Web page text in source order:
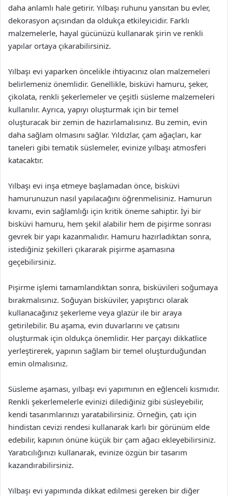
daha anlamlı hale getirir. Yılbaşı ruhunu yansıtan bu evler,
dekorasyon açısından da oldukça etkileyicidir. Farklı
malzemelerle, hayal gücünüzü kullanarak şirin ve renkli
yapılar ortaya çıkarabilirsiniz.
Yılbaşı evi yaparken öncelikle ihtiyacınız olan malzemeleri
belirlemeniz önemlidir. Genellikle, bisküvi hamuru, şeker,
çikolata, renkli şekerlemeler ve çeşitli süsleme malzemeleri
kullanılır. Ayrıca, yapıyı oluşturmak için bir temel
oluşturacak bir zemin de hazırlamalısınız. Bu zemin, evin
daha sağlam olmasını sağlar. Yıldızlar, çam ağaçları, kar
taneleri gibi tematik süslemeler, evinize yılbaşı atmosferi
katacaktır.
Yılbaşı evi inşa etmeye başlamadan önce, bisküvi
hamurunuzun nasıl yapılacağını öğrenmelisiniz. Hamurun
kıvamı, evin sağlamlığı için kritik öneme sahiptir. İyi bir
bisküvi hamuru, hem şekil alabilir hem de pişirme sonrası
gevrek bir yapı kazanmalıdır. Hamuru hazırladıktan sonra,
istediğiniz şekilleri çıkararak pişirme aşamasına
geçebilirsiniz.
Pişirme işlemi tamamlandıktan sonra, bisküvileri soğumaya
bırakmalısınız. Soğuyan bisküviler, yapıştırıcı olarak
kullanacağınız şekerleme veya glazür ile bir araya
getirilebilir. Bu aşama, evin duvarlarını ve çatısını
oluşturmak için oldukça önemlidir. Her parçayı dikkatlice
yerleştirerek, yapının sağlam bir temel oluşturduğundan
emin olmalısınız.
Süsleme aşaması, yılbaşı evi yapımının en eğlenceli kısmıdır.
Renkli şekerlemelerle evinizi dilediğiniz gibi süsleyebilir,
kendi tasarımlarınızı yaratabilirsiniz. Örneğin, çatı için
hindistan cevizi rendesi kullanarak karlı bir görünüm elde
edebilir, kapının önüne küçük bir çam ağacı ekleyebilirsiniz.
Yaratıcılığınızı kullanarak, evinize özgün bir tasarım
kazandırabilirsiniz.
Yılbaşı evi yapımında dikkat edilmesi gereken bir diğer